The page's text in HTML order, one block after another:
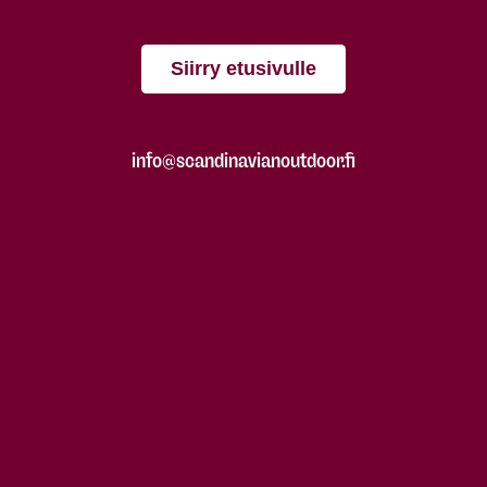
Siirry etusivulle
info@scandinavianoutdoor.fi